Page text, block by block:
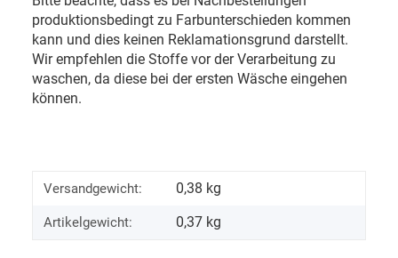
produktionsbedingt zu Farbunterschieden kommen
kann und dies keinen Reklamationsgrund darstellt.
Wir empfehlen die Stoffe vor der Verarbeitung zu
waschen, da diese bei der ersten Wäsche eingehen
können.
Versandgewicht: 0,38 kg
Artikelgewicht: 0,37 kg